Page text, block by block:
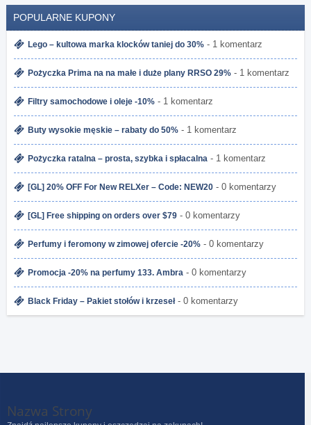
POPULARNE KUPONY
Lego – kultowa marka klocków taniej do 30% - 1 komentarz
Pożyczka Prima na na małe i duże plany RRSO 29% - 1 komentarz
Filtry samochodowe i oleje -10% - 1 komentarz
Buty wysokie męskie – rabaty do 50% - 1 komentarz
Pożyczka ratalna – prosta, szybka i spłacalna - 1 komentarz
[GL] 20% OFF For New RELXer – Code: NEW20 - 0 komentarzy
[GL] Free shipping on orders over $79 - 0 komentarzy
Perfumy i feromony w zimowej ofercie -20% - 0 komentarzy
Promocja -20% na perfumy 133. Ambra - 0 komentarzy
Black Friday – Pakiet stołów i krzeseł- 0 komentarzy
Nazwa Strony